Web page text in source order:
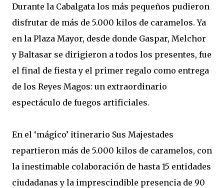
Durante la Cabalgata los más pequeños pudieron
disfrutar de más de 5.000 kilos de caramelos. Ya
en la Plaza Mayor, desde donde Gaspar, Melchor
y Baltasar se dirigieron a todos los presentes, fue
el final de fiesta y el primer regalo como entrega
de los Reyes Magos: un extraordinario
espectáculo de fuegos artificiales.
En el ‘mágico’ itinerario Sus Majestades
repartieron más de 5.000 kilos de caramelos, con
la inestimable colaboración de hasta 15 entidades
ciudadanas y la imprescindible presencia de 90